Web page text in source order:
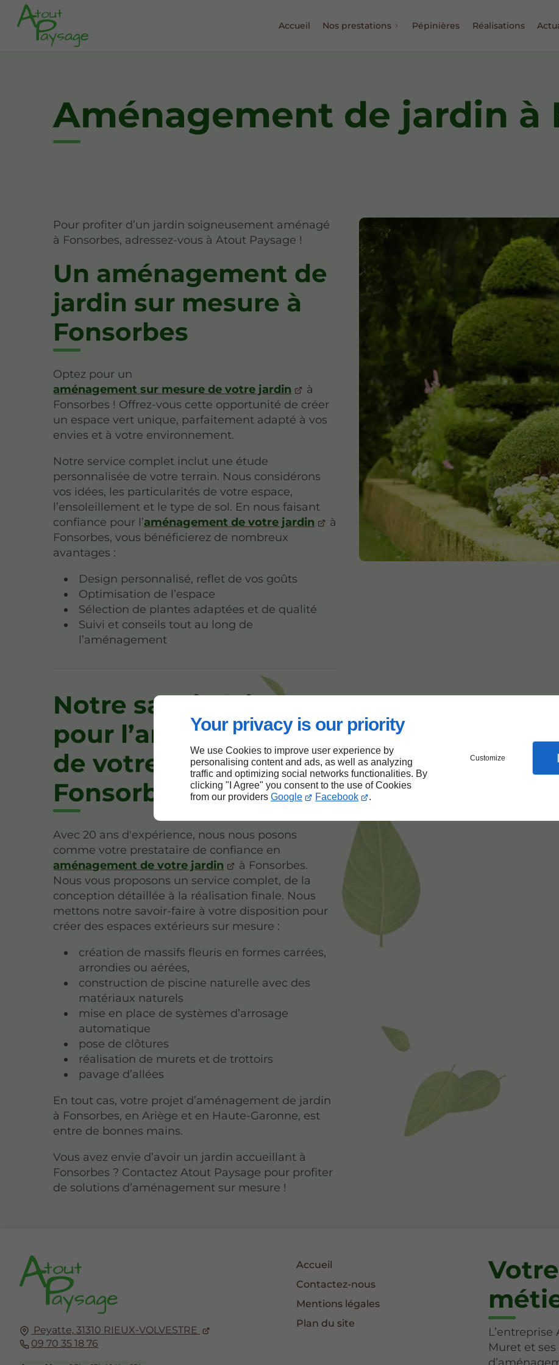
Your privacy is our priority
We use Cookies to improve user experience by
personalising content and ads, as well as analyzing
traffic and optimizing social networks functionalities. By
clicking "I Agree" you consent to the use of Cookies
from our providers Google Facebook .
Customize
Accueil Nos prestations Pépinières Réalisations
Aménagement de jardin à
Pour profiter d’un jardin soigneusement aménagé
à Fonsorbes, adressez-vous à Atout Paysage !
Un aménagement de
jardin sur mesure à
Fonsorbes
Optez pour un
aménagement sur mesure de votre jardin
à
Fonsorbes ! Offrez-vous cette opportunité de créer
un espace vert unique, parfaitement adapté à vos
envies et à votre environnement.
Notre service complet inclut une étude
personnalisée de votre terrain. Nous considérons
vos idées, les particularités de votre espace,
l’ensoleillement et le type de sol. En nous faisant
confiance pour l’aménagement de votre jardin
à
Fonsorbes, vous bénéficierez de nombreux
avantages :
Design personnalisé, reflet de vos goûts
Optimisation de l’espace
Sélection de plantes adaptées et de qualité
Suivi et conseils tout au long de
l’aménagement
Notre savoir-faire
pour l’aménagement
de votre jardin à
Fonsorbes
Avec 20 ans d'expérience, nous nous posons
comme votre prestataire de confiance en
aménagement de votre jardin
à Fonsorbes.
Nous vous proposons un service complet, de la
conception détaillée à la réalisation finale. Nous
mettons notre savoir-faire à votre disposition pour
créer des espaces extérieurs sur mesure :
création de massifs fleuris en formes carrées,
arrondies ou aérées,
construction de piscine naturelle avec des
matériaux naturels
mise en place de systèmes d’arrosage
automatique
pose de clôtures
réalisation de murets et de trottoirs
pavage d’allées
En tout cas, votre projet d’aménagement de jardin
à Fonsorbes, en Ariège et en Haute-Garonne, est
entre de bonnes mains.
Vous avez envie d’avoir un jardin accueillant à
Fonsorbes ? Contactez Atout Paysage pour profiter
de solutions d’aménagement sur mesure !
Peyatte, 31310 RIEUX-VOLVESTRE
09 70 35 18 76
Accueil
Contactez-nous
Mentions légales
Plan du site
L’entreprise
Muret et